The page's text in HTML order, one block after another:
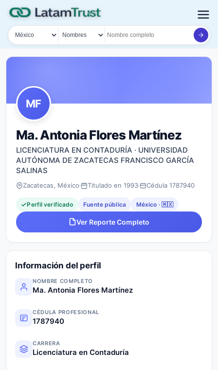
País
Tipo de búsqueda
Nombre o documento
MF
Ma. Antonia Flores Martínez
LICENCIATURA EN CONTADURÍA · UNIVERSIDAD
AUTÓNOMA DE ZACATECAS FRANCISCO GARCÍA
SALINAS
Zacatecas, México Titulado en 1993 Cédula 1787940
Perfil verificado Fuente pública México · 🇲🇽
Ver Reporte Completo
Información del perfil
NOMBRE COMPLETO
Ma. Antonia Flores Martínez
CÉDULA PROFESIONAL
1787940
CARRERA
Licenciatura en Contaduría